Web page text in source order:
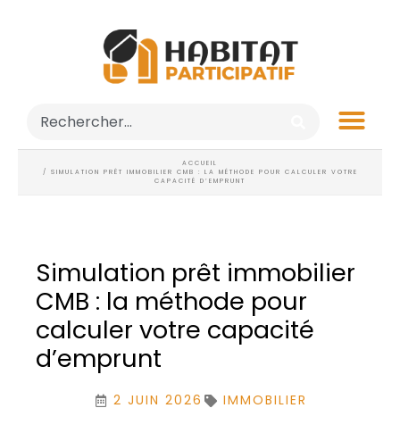
ACCUEIL
/ SIMULATION PRÊT IMMOBILIER CMB : LA MÉTHODE POUR CALCULER VOTRE
CAPACITÉ D’EMPRUNT
Simulation prêt immobilier
CMB : la méthode pour
calculer votre capacité
d’emprunt
2 JUIN 2026 IMMOBILIER